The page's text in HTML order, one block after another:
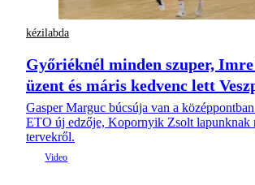
kézilabda
Győriéknél minden szuper, Imre
üzent és máris kedvenc lett
Gasper Marguc búcsúja van a
ETO új edzője, Kopornyik Zsolt lapunknak
tervekről.